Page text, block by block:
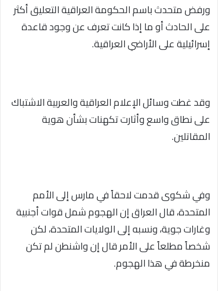
ورفض متحدث باسم الحكومة العراقية التعليق أكثر
على الحادث أو ما إذا كانت تعرف عن وجود قاعدة
إسرائيلية على الأراضي العراقية.
وقد غطت وسائل الإعلام العراقية والعربية الاشتباك
على نطاق واسع وأثارت تكهنات بشأن هوية
المقاتلين.
وفي شكوى قدمت لاحقاً في مارس إلى الأمم
المتحدة، قال العراق إن الهجوم شمل قوات أجنبية
وغارات جوية، ونسبه إلى الولايات المتحدة، لكن
شخصاً مطلعاً على الأمر قال إن واشنطن لم تكن
منخرطة في هذا الهجوم.